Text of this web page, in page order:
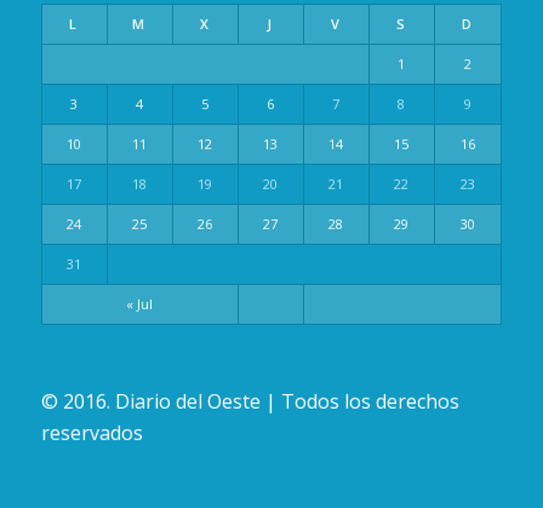
L M X J V S D
« Jul
1 2
3 4 5 6 7 8 9
10 11 12 13 14 15 16
17 18 19 20 21 22 23
24 25 26 27 28 29 30
31
© 2016. Diario del Oeste | Todos los derechos
reservados